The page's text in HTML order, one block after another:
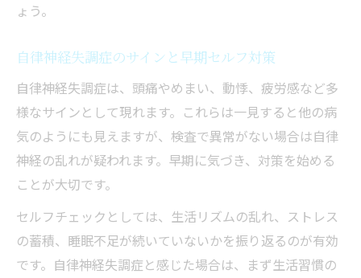
ょう。
自律神経失調症のサインと早期セルフ対策
自律神経失調症は、頭痛やめまい、動悸、疲労感など多
様なサインとして現れます。これらは一見すると他の病
気のようにも見えますが、検査で異常がない場合は自律
神経の乱れが疑われます。早期に気づき、対策を始める
ことが大切です。
セルフチェックとしては、生活リズムの乱れ、ストレス
の蓄積、睡眠不足が続いていないかを振り返るのが有効
です。自律神経失調症と感じた場合は、まず生活習慣の